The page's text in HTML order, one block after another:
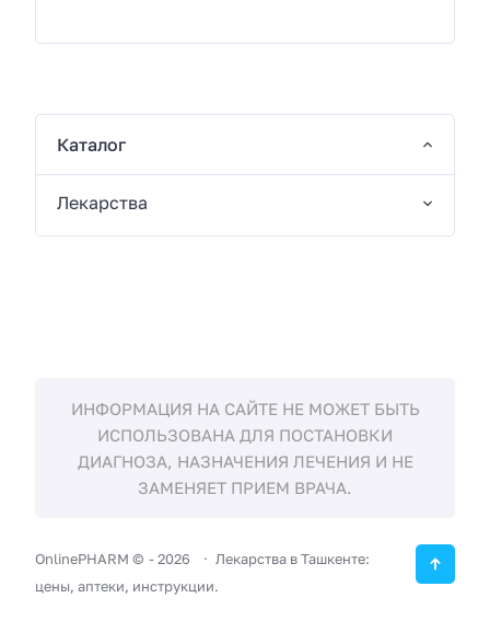
Каталог
Лекарства
ИНФОРМАЦИЯ НА САЙТЕ НЕ МОЖЕТ БЫТЬ
ИСПОЛЬЗОВАНА ДЛЯ ПОСТАНОВКИ
ДИАГНОЗА, НАЗНАЧЕНИЯ ЛЕЧЕНИЯ И НЕ
ЗАМЕНЯЕТ ПРИЕМ ВРАЧА.
OnlinePHARM © -2026
Лекарства в Ташкенте:
цены, аптеки, инструкции.